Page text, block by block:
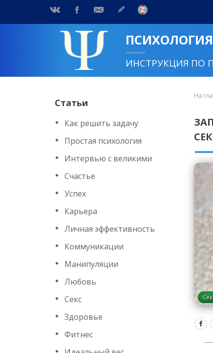
ИНСТРУКЦИЯ ПО
Статьи
Как решить задачу
Простая психология
Интервью с великими
Счастье
Успех
Карьера
Личная эффективность
Коммуникации
Манипуляции
Любовь
Секс
Здоровье
Фитнес
На